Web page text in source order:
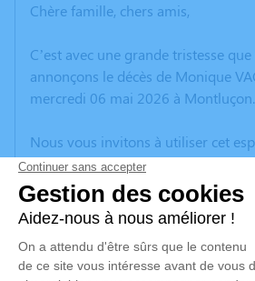
Chère famille, chers amis,
C’est avec une grande tristesse
annonçons le décès de Monique
mercredi 06 mai 2026 à Montluçon.
Nous vous invitons à utiliser cet
vos condoléances, partager des
anecdote ou exprimer vos pensées
poèmes ou des textes. Cet endroit
d'expression dédié à honorer la
VACHON.